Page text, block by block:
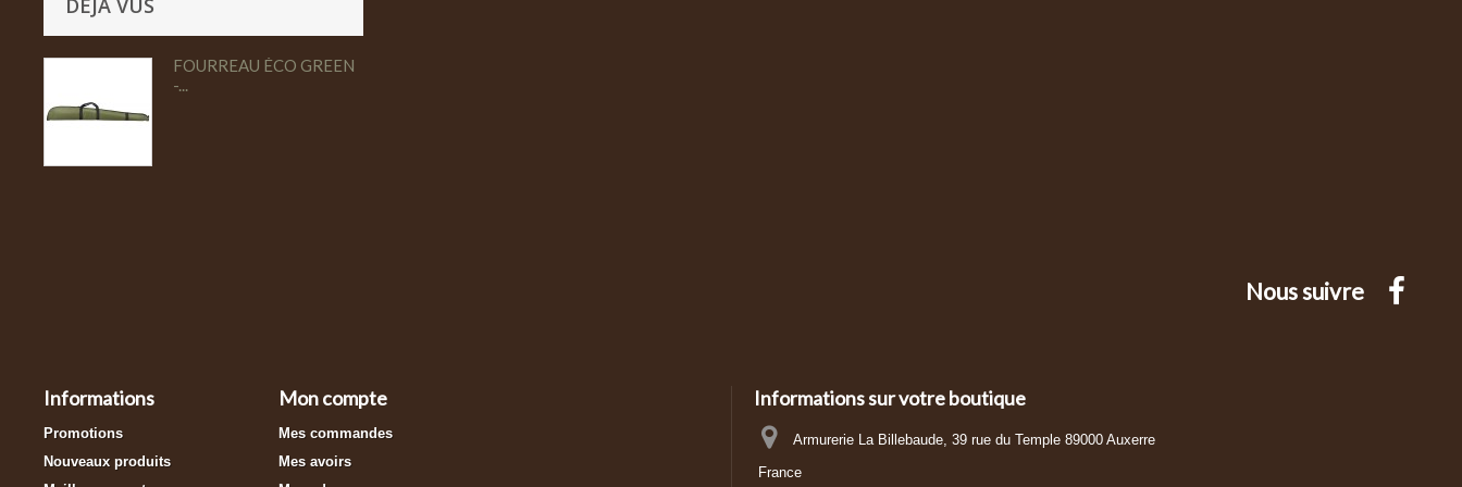
DÉJÀ VUS
FOURREAU ÉCO GREEN
-...
Nous suivre
Informations
Promotions
Nouveaux produits
Mon compte
Mes commandes
Mes avoirs
Informations sur votre boutique
Armurerie La Billebaude, 39 rue du Temple 89000 Auxerre
France